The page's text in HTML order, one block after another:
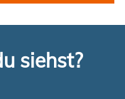
siehst?